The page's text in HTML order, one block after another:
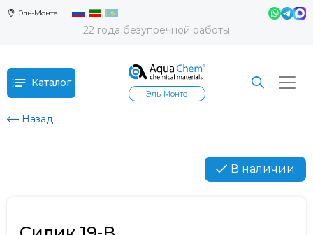
Эль-Монте
22 года безупречной работы
Каталог
Эль-Монте
Назад
В наличии